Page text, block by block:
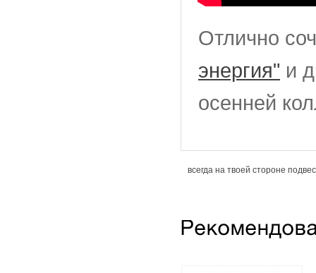
Отлично
энергия" и
осенней
всегда на твоей стороне